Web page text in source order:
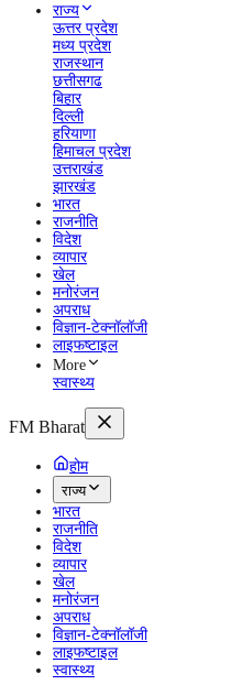
राज्य
ऊत्तर प्रदेश
मध्य प्रदेश
राजस्थान
छत्तीसगढ
बिहार
दिल्ली
हरियाणा
हिमाचल प्रदेश
उत्तराखंड
झारखंड
भारत
राजनीति
विदेश
व्यापार
खेल
मनोरंजन
अपराध
विज्ञान-टेक्नॉलॉजी
लाइफष्टाइल
More
स्वास्थ्य
FM Bharat
होम
राज्य
भारत
राजनीति
विदेश
व्यापार
खेल
मनोरंजन
अपराध
विज्ञान-टेक्नॉलॉजी
लाइफष्टाइल
स्वास्थ्य